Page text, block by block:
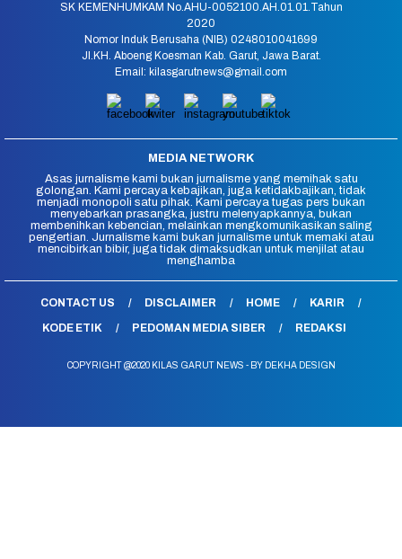
SK KEMENHUMKAM No.AHU-0052100.AH.01.01.Tahun
2020
Nomor Induk Berusaha (NIB) 0248010041699
Jl.KH. Aboeng Koesman Kab. Garut, Jawa Barat.
Email: kilasgarutnews@gmail.com
MEDIA NETWORK
Asas jurnalisme kami bukan jurnalisme yang memihak satu
golongan. Kami percaya kebajikan, juga ketidakbajikan, tidak
menjadi monopoli satu pihak. Kami percaya tugas pers bukan
menyebarkan prasangka, justru melenyapkannya, bukan
membenihkan kebencian, melainkan mengkomunikasikan saling
pengertian. Jurnalisme kami bukan jurnalisme untuk memaki atau
mencibirkan bibir, juga tidak dimaksudkan untuk menjilat atau
menghamba
CONTACT US DISCLAIMER HOME
KARIR
KODE ETIK
PEDOMAN MEDIA SIBER REDAKSI
COPYRIGHT @2020 KILAS GARUT NEWS - BY DEKHA DESIGN